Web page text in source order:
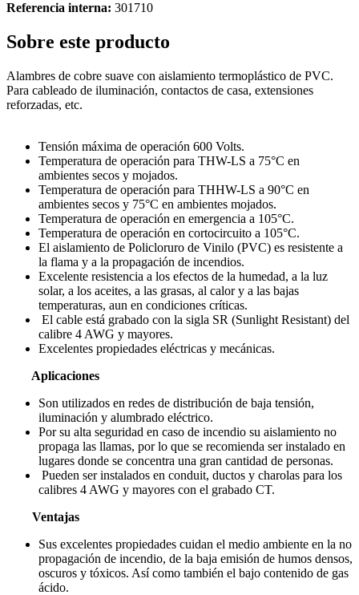
Referencia interna: 301710
Sobre este producto
Alambres de cobre suave con aislamiento termoplástico de PVC.
Para cableado de iluminación, contactos de casa, extensiones
reforzadas, etc.
Tensión máxima de operación 600 Volts.
Temperatura de operación para THW-LS a 75°C en
ambientes secos y mojados.
Temperatura de operación para THHW-LS a 90°C en
ambientes secos y 75°C en ambientes mojados.
Temperatura de operación en emergencia a 105°C.
Temperatura de operación en cortocircuito a 105°C.
El aislamiento de Policloruro de Vinilo (PVC) es resistente a
la flama y a la propagación de incendios.
Excelente resistencia a los efectos de la humedad, a la luz
solar, a los aceites, a las grasas, al calor y a las bajas
temperaturas, aun en condiciones críticas.
El cable está grabado con la sigla SR (Sunlight Resistant) del
calibre 4 AWG y mayores.
Excelentes propiedades eléctricas y mecánicas.
Aplicaciones
Son utilizados en redes de distribución de baja tensión,
iluminación y alumbrado eléctrico.
Por su alta seguridad en caso de incendio su aislamiento no
propaga las llamas, por lo que se recomienda ser instalado en
lugares donde se concentra una gran cantidad de personas.
Pueden ser instalados en conduit, ductos y charolas para los
calibres 4 AWG y mayores con el grabado CT.
Ventajas
Sus excelentes propiedades cuidan el medio ambiente en la no
propagación de incendio, de la baja emisión de humos densos,
oscuros y tóxicos. Así como también el bajo contenido de gas
ácido.